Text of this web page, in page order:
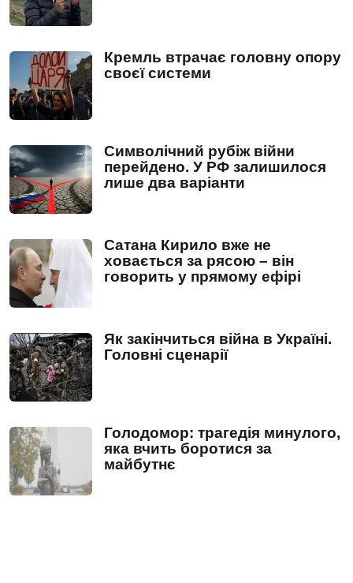
Кремль втрачає головну опору
своєї системи
Символічний рубіж війни
перейдено. У РФ залишилося
лише два варіанти
Сатана Кирило вже не
ховається за рясою – він
говорить у прямому ефірі
Як закінчиться війна в Україні.
Головні сценарії
Голодомор: трагедія минулого,
яка вчить боротися за
майбутнє